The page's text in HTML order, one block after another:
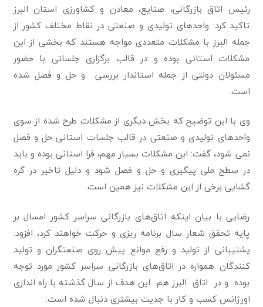
رئیس اتاق بازرگانی، صنایع، معادن و کشاورزی استان البرز
تاکید کرد: واحدهای تولیدی و صنعتی در نقاط مختلف کشور از
جمله البرز با مشکلات متعددی مواجه هستند که بخشی از این
مشکلات استانی بوده و در قالب برگزاری جلساتی با حضور
مسئولان دولتی از جمله استاندار بررسی و حل و فصل شده
است.
وی با این توضیح که بخش دیگری از مشکلات طرح شده از سوی
واحدهای تولیدی و صنعتی در قالب جلسات استانی حل و فصل
نمی شود، گفت: این مشکلات بسیار مهم، فرا استانی بوده و باید
در سطح ملی پیگیری و حل و فصل شود و دلیل تاخیر در گره
گشایی برخی از این مشکلات نیز همین است.
رضایی با بیان اینکه اتاق‌های بازرگانی سراسر کشور امسال بر
پایه تحقق شعار سال برنامه ریزی و حرکت خواهند کرد، افزود:
پشتیبانی از تولید و رفع موانع پیش روی صنعتگران و تولید
کنندگان همواره در اتاق‌های بازرگانی سراسر کشور مورد توجه
بوده و در اتاق البرز هم این هدف از سال گذشته با راه اندازی
اورژانس کسب و کار با جدیت بیشتری دنبال شده است.